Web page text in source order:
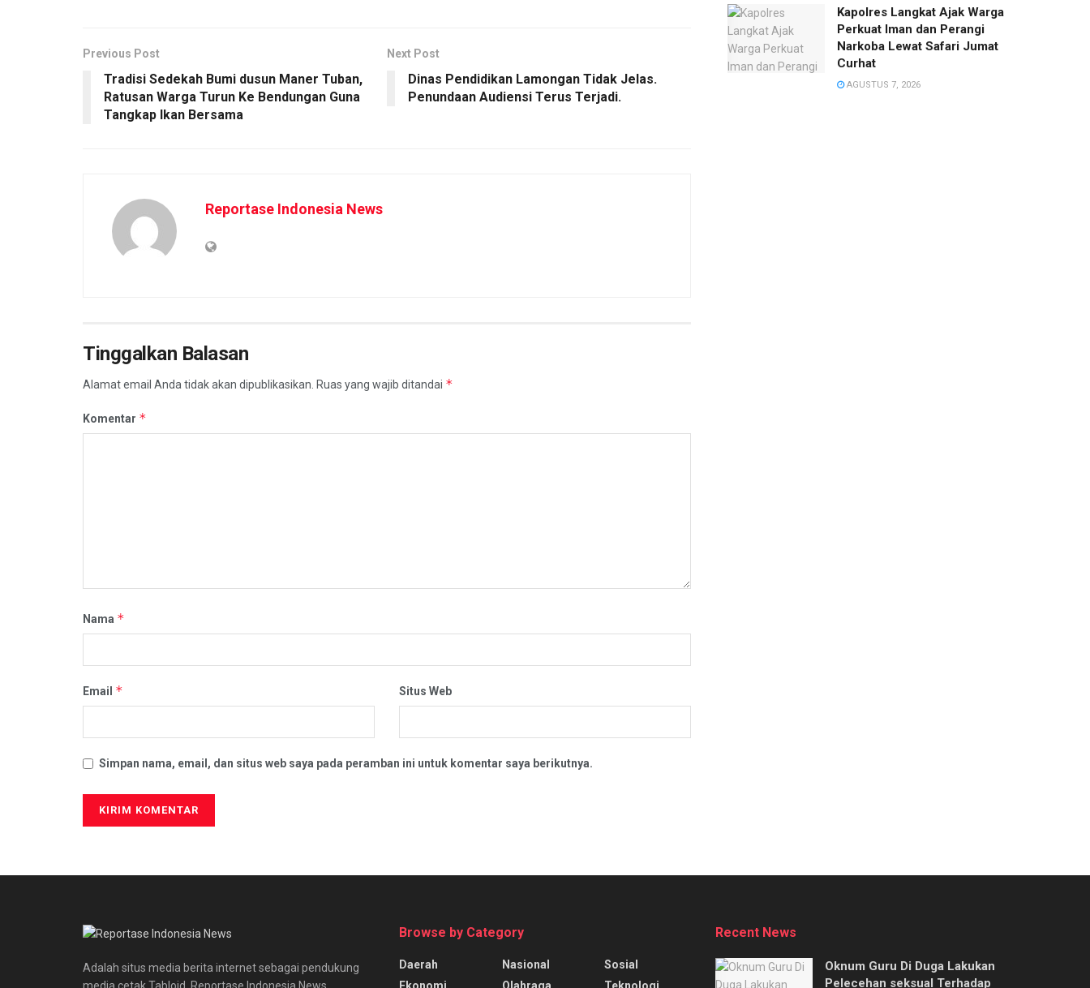
Previous Post
Tradisi Sedekah Bumi dusun Maner Tuban,
Ratusan Warga Turun Ke Bendungan Guna
Tangkap Ikan Bersama
Next Post
Dinas Pendidikan Lamongan Tidak Jelas.
Penundaan Audiensi Terus Terjadi.
Reportase Indonesia News
Tinggalkan Balasan
Alamat email Anda tidak akan dipublikasikan. Ruas yang wajib ditandai *
Komentar *
Nama *
Email * Situs Web
Simpan nama, email, dan situs web saya pada peramban ini untuk komentar saya berikutnya.
Kapolres Langkat Ajak Warga
Perkuat Iman dan Perangi
Narkoba Lewat Safari Jumat
Curhat
AGUSTUS 7, 2026
Adalah situs media berita internet sebagai pendukung
Browse by Category
Daerah
Ekonomi
Nasional
Olahraga
Sosial
Teknologi
Recent News
Oknum Guru Di Duga Lakukan
Pelecehan seksual Terhadap